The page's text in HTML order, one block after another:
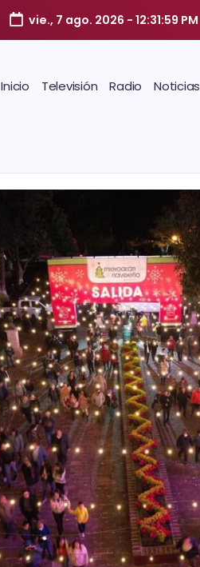
vie., 7 ago. 2026 - 12:31:59 PM
Inicio Televisión Radio Noticias